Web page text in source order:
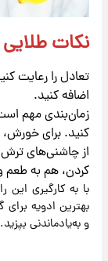
نکات طلایی
تعادل را رعایت
اضافه کنید.
زمان‌بندی مهم
کنید. برای خورش،
از چاشنی‌های ترش
کردن، هم به
با به کارگیری این
بهترین ادویه
و به‌یادماندنی بپزید.